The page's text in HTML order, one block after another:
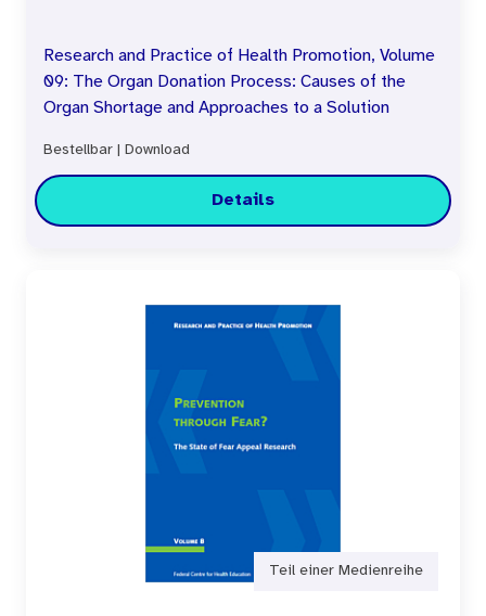
Research and Practice of Health Promotion, Volume
09: The Organ Donation Process: Causes of the
Organ Shortage and Approaches to a Solution
Bestellbar Download
Details
Teil einer Medienreihe